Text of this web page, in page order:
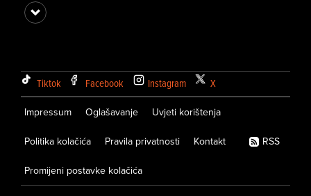
Tiktok Facebook Instagram X
Impressum Oglašavanje Uvjeti korištenja
Politika kolačića Pravila privatnosti Kontakt
Promijeni postavke kolačića
RSS